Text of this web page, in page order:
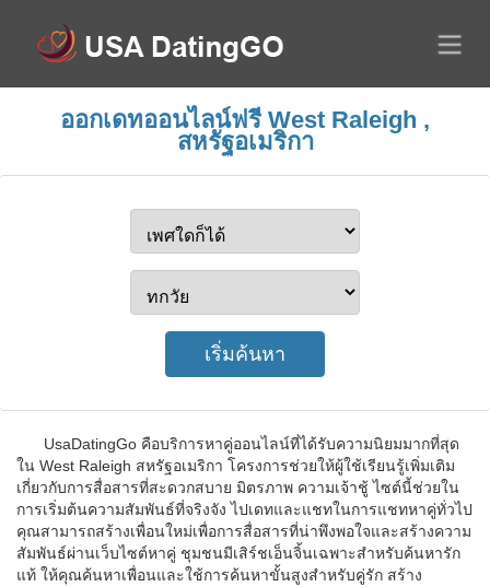
ออกเดทออนไลน์ฟรี West Raleigh ,
สหรัฐอเมริกา
UsaDatingGo คือบริการหาคู่ออนไลน์ที่ได้รับความนิยมมากที่สุด
ใน West Raleigh สหรัฐอเมริกา โครงการช่วยให้ผู้ใช้เรียนรู้เพิ่มเติม
เกี่ยวกับการสื่อสารที่สะดวกสบาย มิตรภาพ ความเจ้าชู้ ไซต์นี้ช่วยใน
การเริ่มต้นความสัมพันธ์ที่จริงจัง ไปเดทและแชทในการแชทหาคู่ทั่วไป
คุณสามารถสร้างเพื่อนใหม่เพื่อการสื่อสารที่น่าพึงพอใจและสร้างความ
สัมพันธ์ผ่านเว็บไซต์หาคู่ ชุมชนมีเสิร์ชเอ็นจิ้นเฉพาะสำหรับค้นหารัก
แท้ ให้คุณค้นหาเพื่อนและใช้การค้นหาขั้นสูงสำหรับคู่รัก สร้าง